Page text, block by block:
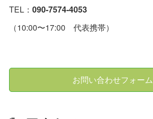
TEL：090-7574-4053
（10:00〜17:00 代表携帯）
お問い合わせフォーム